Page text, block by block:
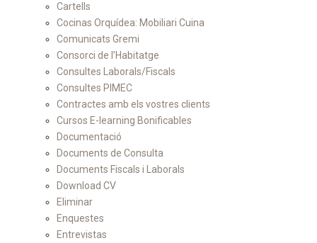
Cartells
Cocinas Orquídea: Mobiliari Cuina
Comunicats Gremi
Consorci de l’Habitatge
Consultes Laborals/Fiscals
Consultes PIMEC
Contractes amb els vostres clients
Cursos E-learning Bonificables
Documentació
Documents de Consulta
Documents Fiscals i Laborals
Download CV
Eliminar
Enquestes
Entrevistas